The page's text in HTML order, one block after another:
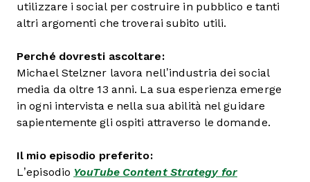
utilizzare i social per costruire in pubblico e tanti
altri argomenti che troverai subito utili.
Perché dovresti ascoltare:
Michael Stelzner lavora nell’industria dei social
media da oltre 13 anni. La sua esperienza emerge
in ogni intervista e nella sua abilità nel guidare
sapientemente gli ospiti attraverso le domande.
Il mio episodio preferito:
L’episodio YouTube Content Strategy for